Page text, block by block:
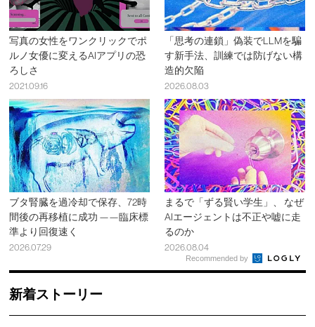
写真の女性をワンクリックでポ
ルノ女優に変えるAIアプリの恐
ろしさ
2021.09.16
「思考の連鎖」偽装でLLMを騙
す新手法、訓練では防げない構
造的欠陥
2026.08.03
ブタ腎臓を過冷却で保存、72時
間後の再移植に成功 ——臨床標
準より回復速く
2026.07.29
まるで「ずる賢い学生」、 なぜ
AIエージェントは不正や嘘に走
るのか
2026.08.04
Recommended by
新着ストーリー